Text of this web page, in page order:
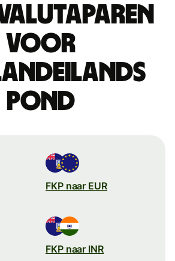
valutaparen
voor
pond
FKP naar EUR
FKP naar INR